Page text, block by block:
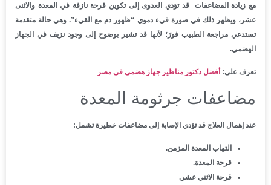
مع زيادة المضاعفات قد تؤدي العدوى إلى تكوين قرحة نازفة في المعدة والاثنى
عشر، ويظهر ذلك في صورة قيء دموي “ظهور دم مع القيء”. وهي حالة متقدمة
تستدعي مراجعة الطبيب فورً؛ لأنها قد تشير بوضوح إلى وجود نزيف في الجهاز
الهضمي.
تعرف على: أفضل دكتور مناظير جهاز هضمى فى مصر
مضاعفات جرثومة المعدة
عند إهمال العلاج قد تؤدي الإصابة إلى مضاعفات خطيرة تشمل:
التهاب المعدة المزمن.
قرحة المعدة.
قرحة الاثني عشر.